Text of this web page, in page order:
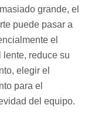
grande, el
puede pasar a
el
lente, reduce su
elegir el
para el
del equipo.